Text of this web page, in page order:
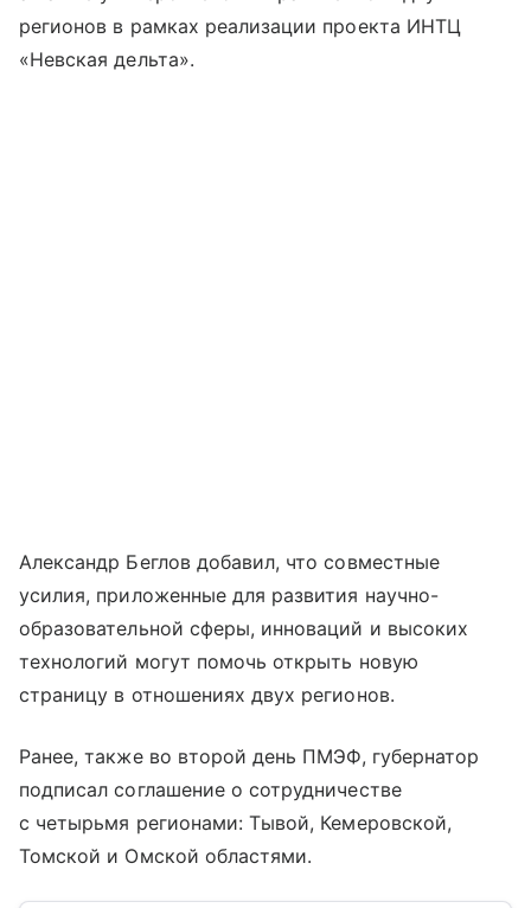
регионов в рамках реализации проекта ИНТЦ
«Невская дельта».
Александр Беглов добавил, что совместные
усилия, приложенные для развития научно-
образовательной сферы, инноваций и высоких
технологий могут помочь открыть новую
страницу в отношениях двух регионов.
Ранее, также во второй день ПМЭФ, губернатор
подписал соглашение о сотрудничестве
с четырьмя регионами: Тывой, Кемеровской,
Томской и Омской областями.